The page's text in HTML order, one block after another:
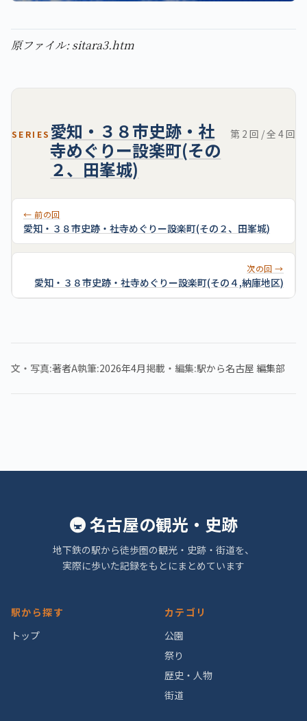
原ファイル: sitara3.htm
SERIES 愛知・３８市史跡・社
寺めぐりー設楽町(その
２、田峯城)
第 2 回 / 全 4 回
← 前の回
愛知・３８市史跡・社寺めぐりー設楽町(その２、田峯城)
次の回 →
愛知・３８市史跡・社寺めぐりー設楽町(その４,納庫地区)
文・写真 著者A執筆 2026年4月掲載・編集 駅から名古屋 編集部
🚇 名古屋の観光・史跡
地下鉄の駅から徒歩圏の観光・史跡・街道を、
実際に歩いた記録をもとにまとめています
駅から探す
トップ
カテゴリ
公園
祭り
歴史・人物
街道